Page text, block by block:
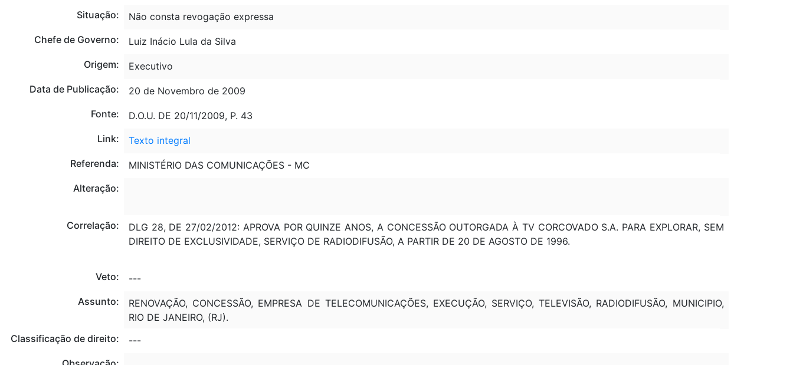
Situação:
Não consta revogação expressa
Chefe de Governo:
Luiz Inácio Lula da Silva
Origem:
Executivo
Data de Publicação:
20 de Novembro de 2009
Fonte:
D.O.U. DE 20/11/2009, P. 43
Link:
Texto integral
Referenda:
MINISTÉRIO DAS COMUNICAÇÕES - MC
Alteração:
Correlação:
DLG 28, DE 27/02/2012: APROVA POR QUINZE ANOS, A CONCESSÃO OUTORGADA À TV CORCOVADO S.A. PARA EXPLORAR, SEM
DIREITO DE EXCLUSIVIDADE, SERVIÇO DE RADIODIFUSÃO, A PARTIR DE 20 DE AGOSTO DE 1996.
Veto:
---
Assunto:
RENOVAÇÃO, CONCESSÃO, EMPRESA DE TELECOMUNICAÇÕES, EXECUÇÃO, SERVIÇO, TELEVISÃO, RADIODIFUSÃO, MUNICIPIO,
RIO DE JANEIRO, (RJ).
Classificação de direito:
---